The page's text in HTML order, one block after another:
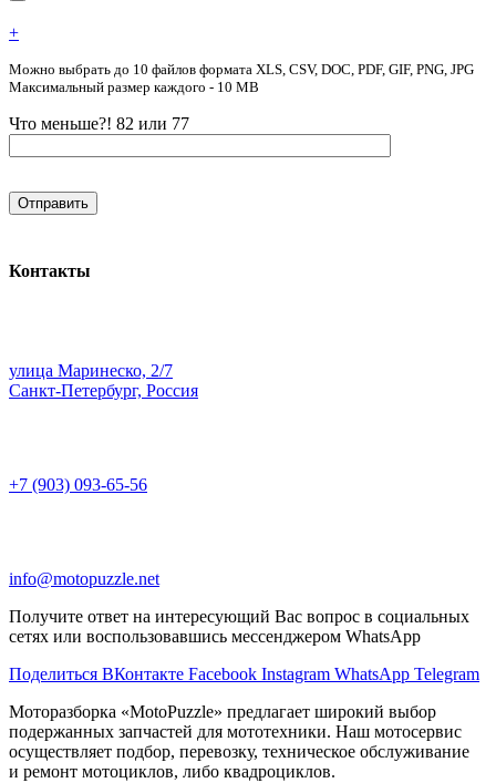
+
Можно выбрать до 10 файлов формата XLS, CSV, DOC, PDF, GIF, PNG, JPG
Максимальный размер каждого - 10 MB
Что меньше?! 82 или 77
Контакты
улица Маринеско, 2/7
Санкт-Петербург, Россия
+7 (903) 093-65-56
info@motopuzzle.net
Получите ответ на интересующий Вас вопрос в социальных
сетях или воспользовавшись мессенджером WhatsApp
Поделиться ВКонтакте Facebook Instagram WhatsApp Telegram
Моторазборка «MotoPuzzle» предлагает широкий выбор
подержанных запчастей для мототехники. Наш мотосервис
осуществляет подбор, перевозку, техническое обслуживание
и ремонт мотоциклов, либо квадроциклов.